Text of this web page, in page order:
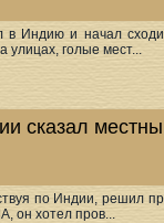
в Индию и начал
улицах, голые мест...
сказал
по Индии, решил
он хотел пров...